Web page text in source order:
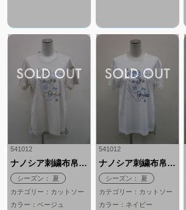
541012
ナノシア刺繍布帛ドッキング
シーズン： 夏
カテゴリー：カットソー
カラー：ベージュ
541012
ナノシア刺繍布帛ドッキング
シーズン： 夏
カテゴリー：カットソー
カラー：ネイビー